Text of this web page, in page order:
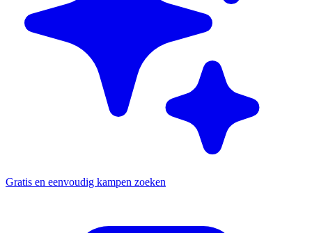
Gratis en eenvoudig kampen zoeken